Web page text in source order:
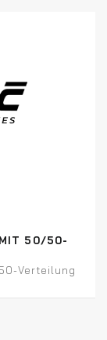
MIT 50/50-
Verteilung